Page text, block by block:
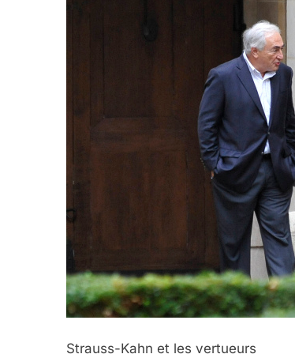
Strauss-Kahn et les vertueurs